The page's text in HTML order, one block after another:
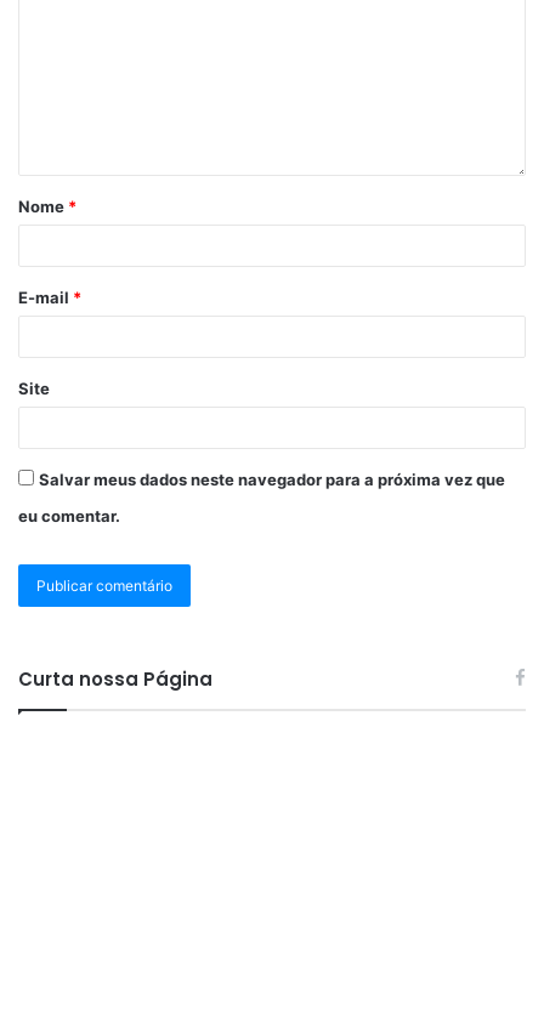
Nome *
E-mail *
Site
Salvar meus dados neste navegador para a próxima vez que
eu comentar.
Curta nossa Página